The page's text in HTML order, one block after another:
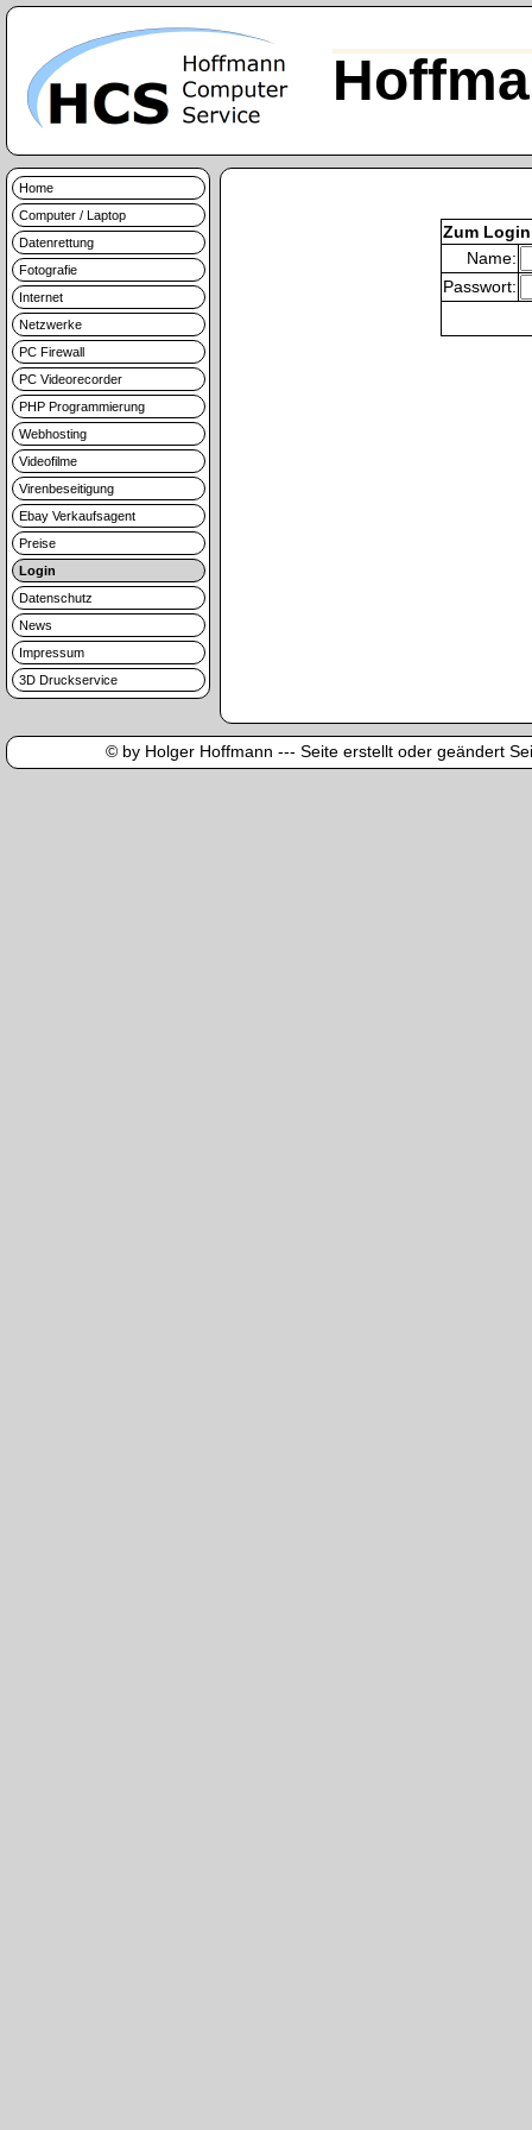
Home
Computer / Laptop
Datenrettung
Fotografie
Internet
Netzwerke
PC Firewall
PC Videorecorder
PHP Programmierung
Webhosting
Videofilme
Virenbeseitigung
Ebay Verkaufsagent
Preise
Login
Datenschutz
News
Impressum
3D Druckservice
Zum
Name:
Passwort:
© by Holger Hoffmann --- Seite erstellt oder geändert